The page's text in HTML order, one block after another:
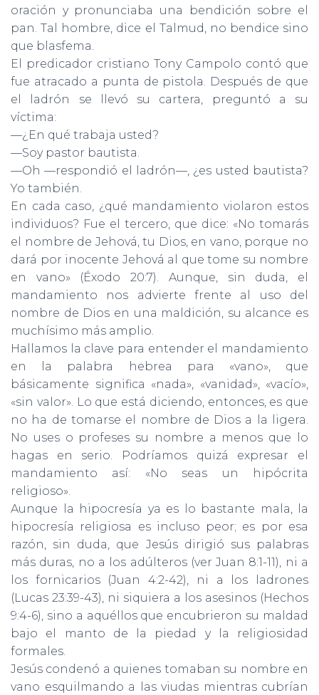
oración y pronunciaba una bendición sobre el
pan. Tal hombre, dice el Talmud, no bendice sino
que blasfema.
El predicador cristiano Tony Campolo contó que
fue atracado a punta de pistola. Después de que
el ladrón se llevó su cartera, preguntó a su
víctima:
—¿En qué trabaja usted?
—Soy pastor bautista.
—Oh —respondió el ladrón—, ¿es usted bautista?
Yo también.
En cada caso, ¿qué mandamiento violaron estos
individuos? Fue el tercero, que dice: «No tomarás
el nombre de Jehová, tu Dios, en vano, porque no
dará por inocente Jehová al que tome su nombre
en vano» (Éxodo 20:7). Aunque, sin duda, el
mandamiento nos advierte frente al uso del
nombre de Dios en una maldición, su alcance es
muchísimo más amplio.
Hallamos la clave para entender el mandamiento
en la palabra hebrea para «vano», que
básicamente significa «nada», «vanidad», «vacío»,
«sin valor». Lo que está diciendo, entonces, es que
no ha de tomarse el nombre de Dios a la ligera.
No uses o profeses su nombre a menos que lo
hagas en serio. Podríamos quizá expresar el
mandamiento así: «No seas un hipócrita
religioso».
Aunque la hipocresía ya es lo bastante mala, la
hipocresía reli­giosa es incluso peor; es por esa
razón, sin duda, que Jesús dirigió sus palabras
más duras, no a los adúlteros (ver Juan 8:1-11), ni a
los fornicarios (Juan 4:2-42), ni a los ladrones
(Lucas 23:39-43), ni siquiera a los asesinos (Hechos
9:4-6), sino a aquéllos que en­cubrieron su maldad
bajo el manto de la piedad y la religiosidad
formales.
Jesús condenó a quienes tomaban su nombre en
vano esquil­mando a las viudas mientras cubrían